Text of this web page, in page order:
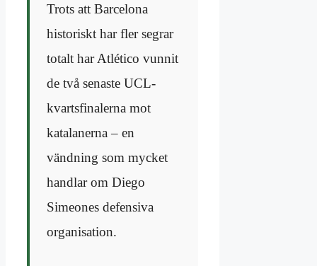
Trots att Barcelona
historiskt har fler segrar
totalt har Atlético vunnit
de två senaste UCL-
kvartsfinalerna mot
katalanerna – en
vändning som mycket
handlar om Diego
Simeones defensiva
organisation.